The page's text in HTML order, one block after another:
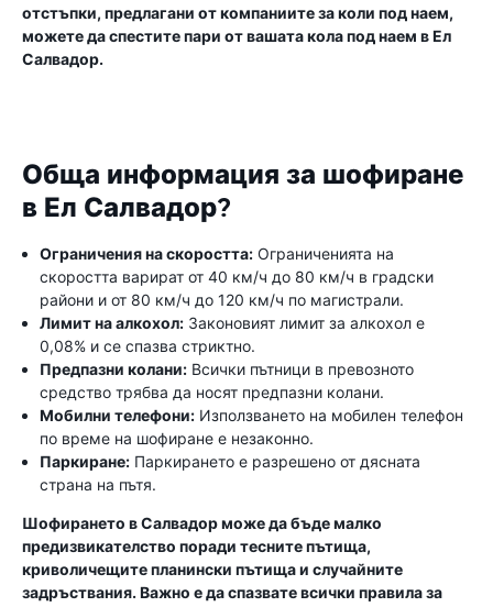
отстъпки, предлагани от компаниите за коли под наем,
можете да спестите пари от вашата кола под наем в Ел
Салвадор.
Обща информация за шофиране
в Ел Салвадор?
Ограничения на скоростта: Ограниченията на
скоростта варират от 40 км/ч до 80 км/ч в градски
райони и от 80 км/ч до 120 км/ч по магистрали.
Лимит на алкохол: Законовият лимит за алкохол е
0,08% и се спазва стриктно.
Предпазни колани: Всички пътници в превозното
средство трябва да носят предпазни колани.
Мобилни телефони: Използването на мобилен телефон
по време на шофиране е незаконно.
Паркиране: Паркирането е разрешено от дясната
страна на пътя.
Шофирането в Салвадор може да бъде малко
предизвикателство поради тесните пътища,
криволичещите планински пътища и случайните
задръствания. Важно е да спазвате всички правила за